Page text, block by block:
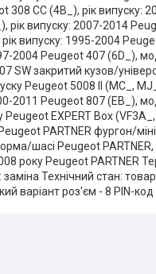
308 CC (4B_), рік випуску:
рік випуску: 2007-2014
випуску: 1995-2004
2004 Peugeot 407 (6D_),
SW закритий кузов/
Peugeot 5008 II (MC_,
2011 Peugeot 807 (EB_),
EXPERT Box (VF3A_,
PARTNER фургон/
шасі Peugeot PARTNER,
року Peugeot PARTNER
Технічний стан:
варіант роз'єм - 8 PIN-код